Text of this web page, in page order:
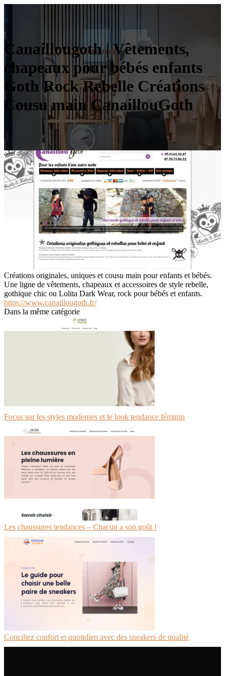
Canail­lou­goth | Vêtements,
chapeaux pour bébés enfants
Goth Rock Rebelle Créations
Cousu main Ca­nail­louGoth
Créations originales, uniques et cousu main pour enfants et bébés.
Une ligne de vêtements, chapeaux et accessoires de style rebelle,
gothique chic ou Lolita Dark Wear, rock pour bébés et enfants.
https://www.canaillougoth.fr/
Dans la même catégorie
Focus sur les styles modernes et le look tendance féminin
Les chaussures tendances – Chacun a son goût !
Conciliez confort et quotidien avec des sneakers de qualité